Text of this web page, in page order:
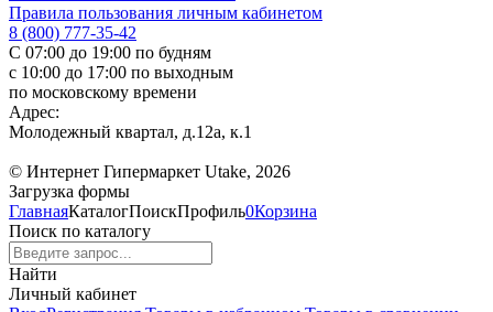
Правила пользования личным кабинетом
8 (800) 777-35-42
С 07:00 до 19:00 по будням
с 10:00 до 17:00 по выходным
по московскому времени
Адрес:
Молодежный квартал, д.12а, к.1
© Интернет Гипермаркет Utake, 2026
Загрузка формы
ГлавнаяКаталогПоискПрофиль0Корзина
Поиск по каталогу
Найти
Личный кабинет